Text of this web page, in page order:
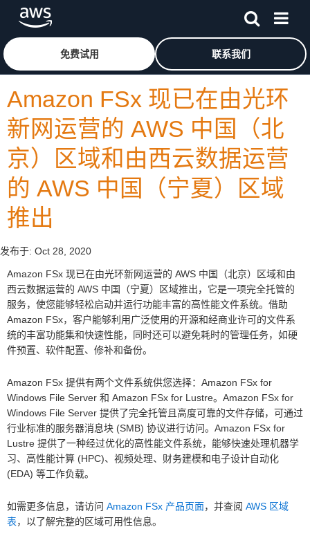
跳至主要内容
免费试用 联系我们
Amazon FSx 现已在由光环
新网运营的 AWS 中国（北
京）区域和由西云数据运营
的 AWS 中国（宁夏）区域
推出
发布于: Oct 28, 2020
Amazon FSx 现已在由光环新网运营的 AWS 中国（北京）区域和由
西云数据运营的 AWS 中国（宁夏）区域推出，它是一项完全托管的
服务，使您能够轻松启动并运行功能丰富的高性能文件系统。借助
Amazon FSx，客户能够利用广泛使用的开源和经商业许可的文件系
统的丰富功能集和快速性能，同时还可以避免耗时的管理任务，如硬
件预置、软件配置、修补和备份。
Amazon FSx 提供有两个文件系统供您选择：Amazon FSx for
Windows File Server 和 Amazon FSx for Lustre。Amazon FSx for
Windows File Server 提供了完全托管且高度可靠的文件存储，可通过
行业标准的服务器消息块 (SMB) 协议进行访问。Amazon FSx for
Lustre 提供了一种经过优化的高性能文件系统，能够快速处理机器学
习、高性能计算 (HPC)、视频处理、财务建模和电子设计自动化
(EDA) 等工作负载。
如需更多信息，请访问 Amazon FSx 产品页面，并查阅 AWS 区域
表，以了解完整的区域可用性信息。